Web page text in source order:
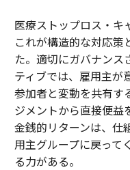
医療ストップロス・キ
これが構造的な対応策
た。適切にガバナンス
ティブでは、雇用主が
参加者と変動を共有す
ジメントから直接便益
金銭的リターンは、仕
用主グループに戻って
る力がある。